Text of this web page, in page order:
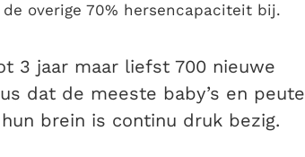
overige 70% hersencapaciteit bij.
3 jaar maar liefst 700 nieuwe
dat de meeste baby’s en
brein is continu druk bezig.